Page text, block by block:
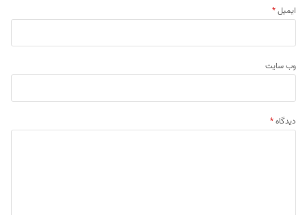
ایمیل*
وب‌ سایت
دیدگاه*